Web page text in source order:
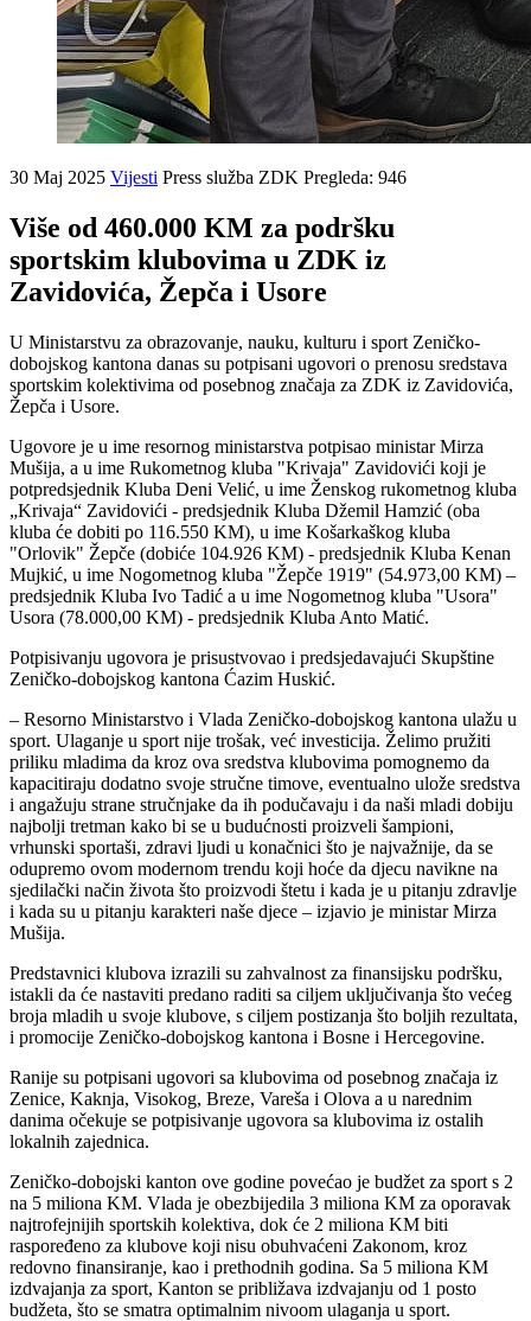
30 Maj 2025 Vijesti Press služba ZDK Pregleda: 946
Više od 460.000 KM za podršku
sportskim klubovima u ZDK iz
Zavidovića, Žepča i Usore
U Ministarstvu za obrazovanje, nauku, kulturu i sport Zeničko-
dobojskog kantona danas su potpisani ugovori o prenosu sredstava
sportskim kolektivima od posebnog značaja za ZDK iz Zavidovića,
Žepča i Usore.
Ugovore je u ime resornog ministarstva potpisao ministar Mirza
Mušija, a u ime Rukometnog kluba "Krivaja" Zavidovići koji je
potpredsjednik Kluba Deni Velić, u ime Ženskog rukometnog kluba
„Krivaja“ Zavidovići - predsjednik Kluba Džemil Hamzić (oba
kluba će dobiti po 116.550 KM), u ime Košarkaškog kluba
"Orlovik" Žepče (dobiće 104.926 KM) - predsjednik Kluba Kenan
Mujkić, u ime Nogometnog kluba "Žepče 1919" (54.973,00 KM) –
predsjednik Kluba Ivo Tadić a u ime Nogometnog kluba "Usora"
Usora (78.000,00 KM) - predsjednik Kluba Anto Matić.
Potpisivanju ugovora je prisustvovao i predsjedavajući Skupštine
Zeničko-dobojskog kantona Ćazim Huskić.
– Resorno Ministarstvo i Vlada Zeničko-dobojskog kantona ulažu u
sport. Ulaganje u sport nije trošak, već investicija. Želimo pružiti
priliku mladima da kroz ova sredstva klubovima pomognemo da
kapacitiraju dodatno svoje stručne timove, eventualno ulože sredstva
i angažuju strane stručnjake da ih podučavaju i da naši mladi dobiju
najbolji tretman kako bi se u budućnosti proizveli šampioni,
vrhunski sportaši, zdravi ljudi u konačnici što je najvažnije, da se
odupremo ovom modernom trendu koji hoće da djecu navikne na
sjedilački način života što proizvodi štetu i kada je u pitanju zdravlje
i kada su u pitanju karakteri naše djece – izjavio je ministar Mirza
Mušija.
Predstavnici klubova izrazili su zahvalnost za finansijsku podršku,
istakli da će nastaviti predano raditi sa ciljem uključivanja što većeg
broja mladih u svoje klubove, s ciljem postizanja što boljih rezultata,
i promocije Zeničko-dobojskog kantona i Bosne i Hercegovine.
Ranije su potpisani ugovori sa klubovima od posebnog značaja iz
Zenice, Kaknja, Visokog, Breze, Vareša i Olova a u narednim
danima očekuje se potpisivanje ugovora sa klubovima iz ostalih
lokalnih zajednica.
Zeničko-dobojski kanton ove godine povećao je budžet za sport s 2
na 5 miliona KM. Vlada je obezbijedila 3 miliona KM za oporavak
najtrofejnijih sportskih kolektiva, dok će 2 miliona KM biti
raspoređeno za klubove koji nisu obuhvaćeni Zakonom, kroz
redovno finansiranje, kao i prethodnih godina. Sa 5 miliona KM
izdvajanja za sport, Kanton se približava izdvajanju od 1 posto
budžeta, što se smatra optimalnim nivoom ulaganja u sport.